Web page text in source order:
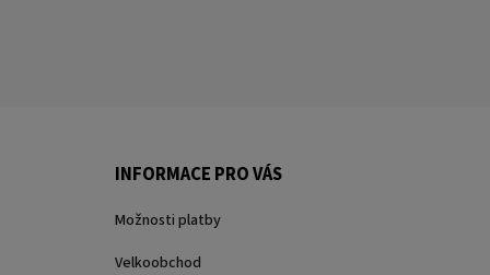
INFORMACE PRO VÁS
Možnosti platby
Velkoobchod